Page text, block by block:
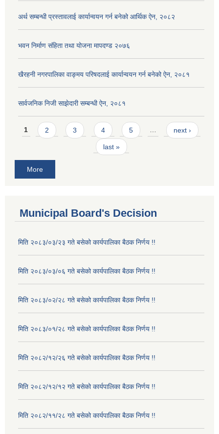
अर्थ सम्बन्धी प्रस्तावलाई कार्यान्वयन गर्न बनेको आर्थिक ऐन, २०८२
भवन निर्माण संहिता तथा योजना मापदण्ड २०७६
खैरहनी नगरपालिका वाङ्मय परिषदलाई कार्यान्वयन गर्न बनेको ऐन, २०८१
सार्वजनिक निजी साझेदारी सम्बन्धी ऐन, २०८१
Pages
1 2 3 4 5 … next ›
last »
More
Municipal Board's Decision
मिति २०८३/०३/२३ गते बसेको कार्यपालिका बैठक निर्णय !!
मिति २०८३/०३/०६ गते बसेको कार्यपालिका बैठक निर्णय !!
मिति २०८३/०२/२८ गते बसेको कार्यपालिका बैठक निर्णय !!
मिति २०८३/०१/२८ गते बसेको कार्यपालिका बैठक निर्णय !!
मिति २०८२/१२/२६ गते बसेको कार्यपालिका बैठक निर्णय !!
मिति २०८२/१२/१२ गते बसेको कार्यपालिका बैठक निर्णय !!
मिति २०८२/११/२८ गते बसेको कार्यपालिका बैठक निर्णय !!